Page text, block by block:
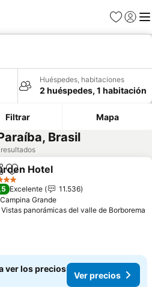
Favoritos
Iniciar
Huéspedes, habitaciones
2 huéspedes, 1 habitación
Filtrar Mapa
Brasil
Añadir a favoritos
Hotel
Excelente
11.536
Campina Grande
Vistas panorámicas del valle de Borborema
ver los precios
Ver precios